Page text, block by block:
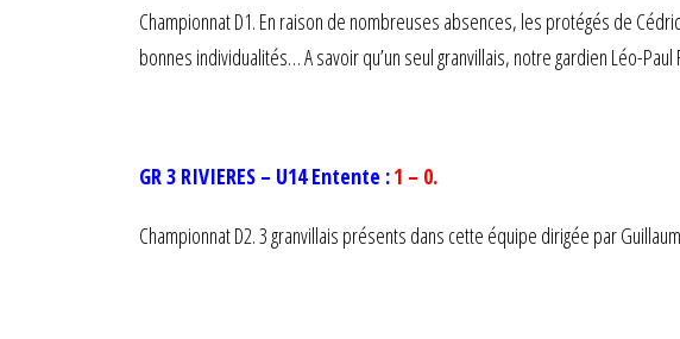
Championnat D1. En raison de nombreuses absences, les protégés de
bonnes individualités… A savoir qu’un seul granvillais, notre gardien Léo-
GR 3 RIVIERES – U14 Entente :1 – 0.
Championnat D2. 3 granvillais présents dans cette équipe dirigée par